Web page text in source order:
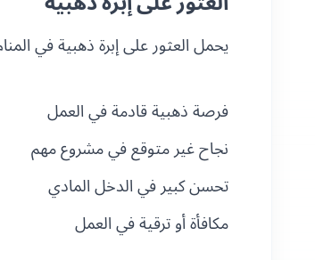
يحمل العثور على إبرة ذهبية في
فرصة ذهبية قادمة في العمل
نجاح غير متوقع في مشروع مهم
تحسن كبير في الدخل المادي
مكافأة أو ترقية في العمل